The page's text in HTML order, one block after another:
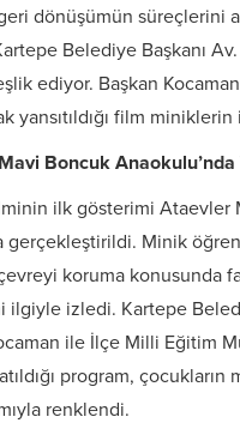
dönüşümün süreçlerini
Belediye Başkanı
ediyor. Başkan
yansıtıldığı film
Boncuk Anaokulu’nda
ilk gösterimi Ataevler
gerçekleştirildi. Minik
koruma konusunda
ilgiyle izledi. Kartepe
ile İlçe Milli Eğitim
program, çocukların
renklendi.